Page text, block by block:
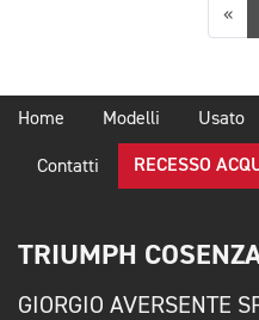
«
Home Modelli Usato
Contatti RECESSO
TRIUMPH
GIORGIO AVERSENTE